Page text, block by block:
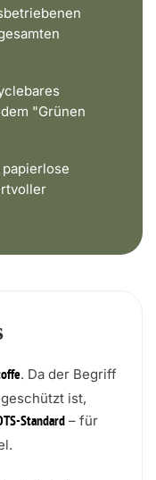
"Grünen
. Da der Begriff
ist,
Standard – für